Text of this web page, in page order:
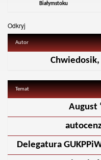
Białymstoku
Odkryj
Autor
Temat
August
Delegatura